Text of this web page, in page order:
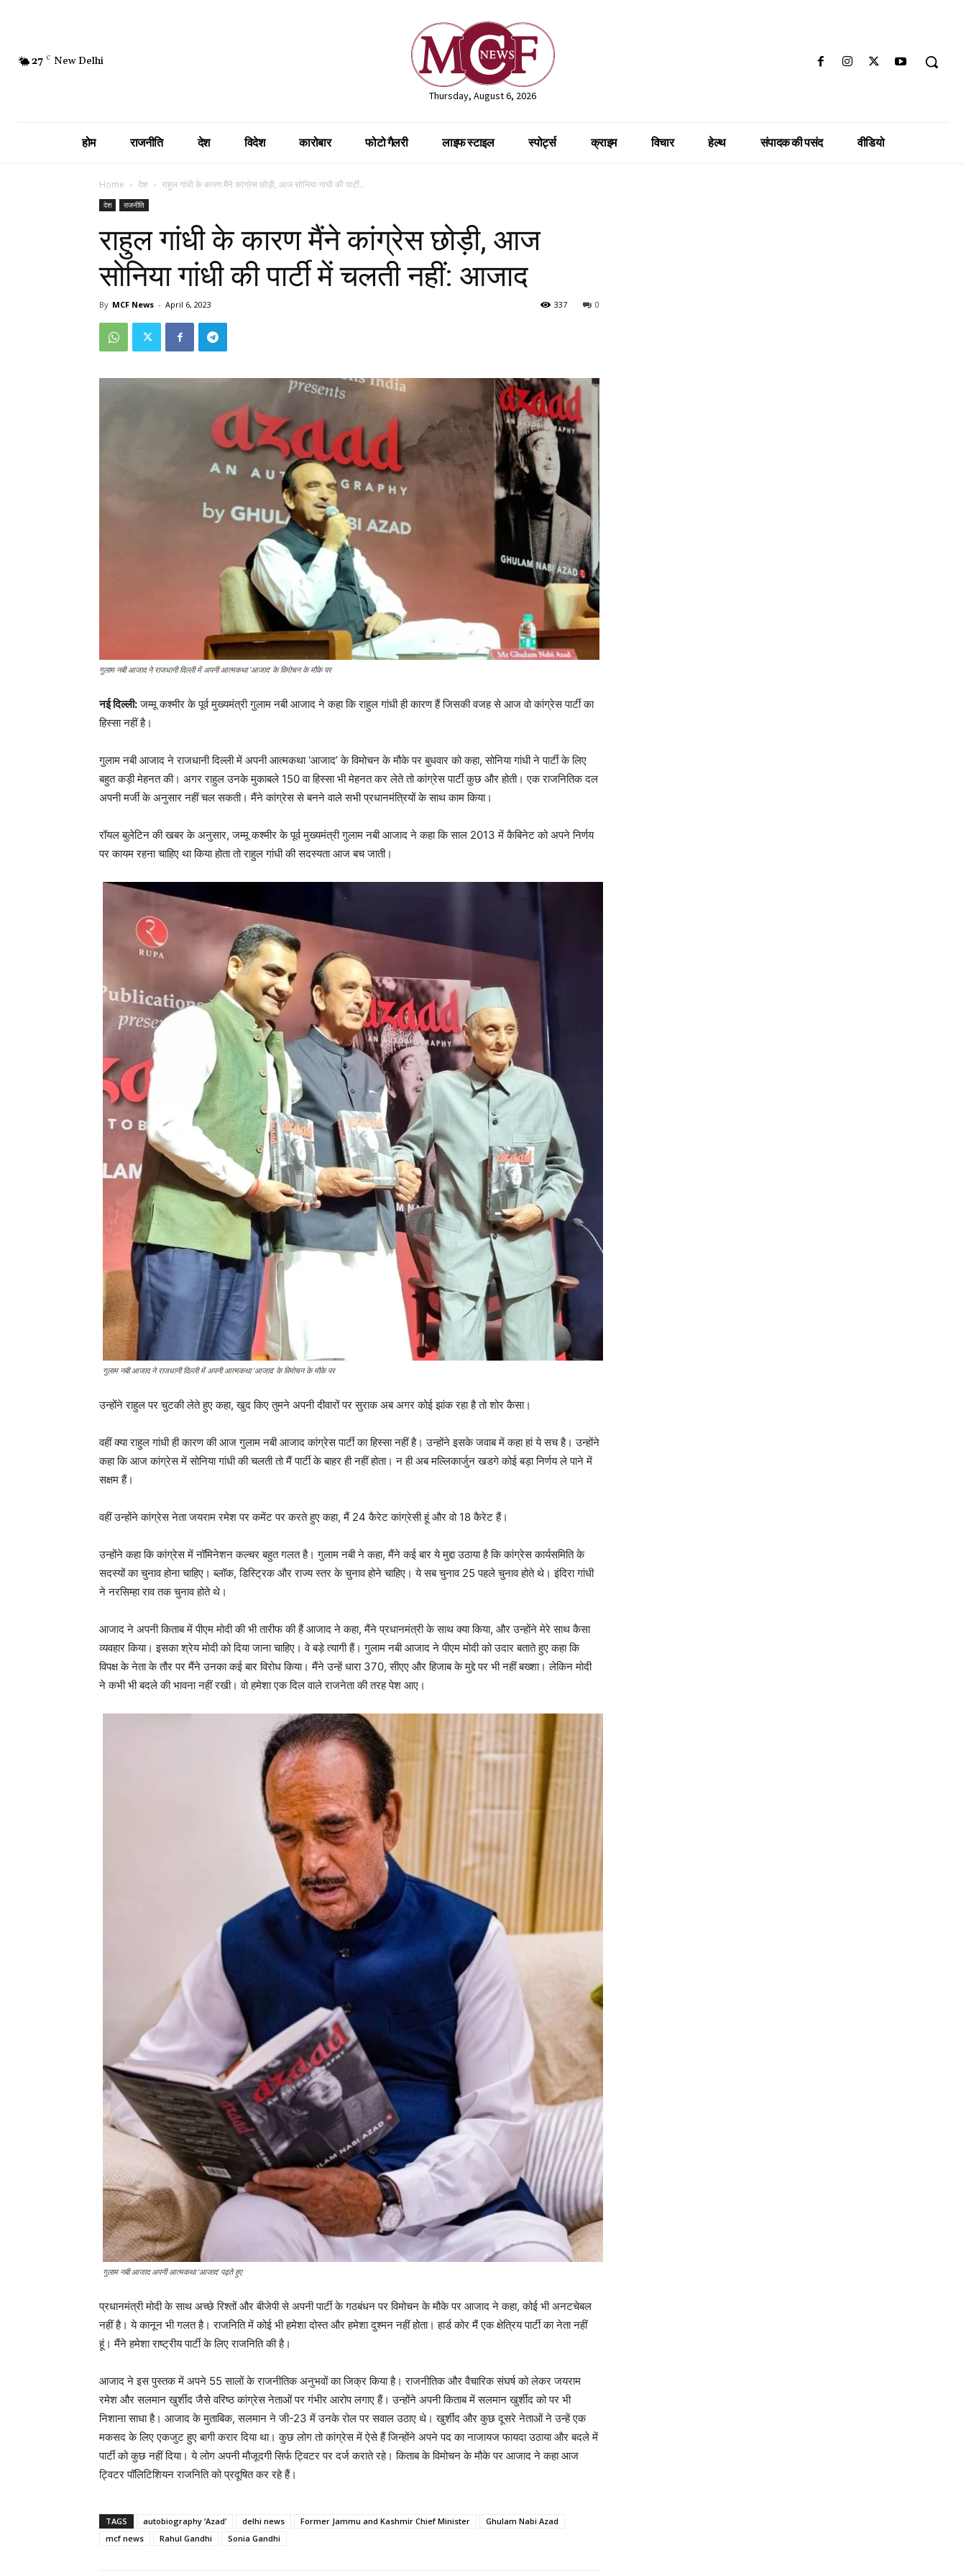
27 C New Delhi
Thursday, August 6, 2026
होम राजनीति देश विदेश कारोबार फोटो गैलरी लाइफ स्टाइल स्पोर्ट्स क्राइम विचार हेल्थ संपादक की पसंद वीडियो
Home देश राहुल गांधी के कारण मैंने कांग्रेस छोड़ी, आज सोनिया गांधी की पार्टी...
देश राजनीति
राहुल गांधी के कारण मैंने कांग्रेस छोड़ी, आज
सोनिया गांधी की पार्टी में चलती नहीं: आजाद
By MCF News - April 6, 2023 0
337
गुलाम नबी आजाद ने राजधानी दिल्ली में अपनी आत्मकथा ‘आजाद’ के विमोचन के मौके पर
नई दिल्ली:जम्मू कश्मीर के पूर्व मुख्यमंत्री गुलाम नबी आजाद ने कहा कि राहुल गांधी ही कारण हैं जिसकी वजह से आज वो कांग्रेस पार्टी का
हिस्सा नहीं है।
गुलाम नबी आजाद ने राजधानी दिल्ली में अपनी आत्मकथा ‘आजाद’ के विमोचन के मौके पर बुधवार को कहा, सोनिया गांधी ने पार्टी के लिए
बहुत कड़ी मेहनत की। अगर राहुल उनके मुकाबले 150 वा हिस्सा भी मेहनत कर लेते तो कांग्रेस पार्टी कुछ और होती। एक राजनितिक दल
अपनी मर्जी के अनुसार नहीं चल सकती। मैंने कांग्रेस से बनने वाले सभी प्रधानमंत्रियों के साथ काम किया।
रॉयल बुलेटिन की खबर के अनुसार, जम्मू कश्मीर के पूर्व मुख्यमंत्री गुलाम नबी आजाद ने कहा कि साल 2013 में कैबिनेट को अपने निर्णय
पर कायम रहना चाहिए था किया होता तो राहुल गांधी की सदस्यता आज बच जाती।
गुलाम नबी आजाद ने राजधानी दिल्ली में अपनी आत्मकथा ‘आजाद’ के विमोचन के मौके पर
उन्होंने राहुल पर चुटकी लेते हुए कहा, खुद किए तुमने अपनी दीवारों पर सुराक अब अगर कोई झांक रहा है तो शोर कैसा।
वहीं क्या राहुल गांधी ही कारण की आज गुलाम नबी आजाद कांग्रेस पार्टी का हिस्सा नहीं है। उन्होंने इसके जवाब में कहा हां ये सच है। उन्होंने
कहा कि आज कांग्रेस में सोनिया गांधी की चलती तो मैं पार्टी के बाहर ही नहीं होता। न ही अब मल्लिकार्जुन खडगे कोई बड़ा निर्णय ले पाने में
सक्षम हैं।
वहीं उन्होंने कांग्रेस नेता जयराम रमेश पर कमेंट पर करते हुए कहा, मैं 24 कैरेट कांग्रेसी हूं और वो 18 कैरेट हैं।
उन्होंने कहा कि कांग्रेस में नॉमिनेशन कल्चर बहुत गलत है। गुलाम नबी ने कहा, मैंने कई बार ये मुद्दा उठाया है कि कांग्रेस कार्यसमिति के
सदस्यों का चुनाव होना चाहिए। ब्लॉक, डिस्ट्रिक और राज्य स्तर के चुनाव होने चाहिए। ये सब चुनाव 25 पहले चुनाव होते थे। इंदिरा गांधी
ने नरसिम्हा राव तक चुनाव होते थे।
आजाद ने अपनी किताब में पीएम मोदी की भी तारीफ की हैं आजाद ने कहा, मैंने प्रधानमंत्री के साथ क्या किया, और उन्होंने मेरे साथ कैसा
व्यवहार किया। इसका श्रेय मोदी को दिया जाना चाहिए। वे बड़े त्यागी हैं। गुलाम नबी आजाद ने पीएम मोदी को उदार बताते हुए कहा कि
विपक्ष के नेता के तौर पर मैंने उनका कई बार विरोध किया। मैंने उन्हें धारा 370, सीएए और हिजाब के मुद्दे पर भी नहीं बख्शा। लेकिन मोदी
ने कभी भी बदले की भावना नहीं रखी। वो हमेशा एक दिल वाले राजनेता की तरह पेश आए।
गुलाम नबी आजाद अपनी आत्मकथा ‘आजाद’ पढ़ते हुए
प्रधानमंत्री मोदी के साथ अच्छे रिश्तों और बीजेपी से अपनी पार्टी के गठबंधन पर विमोचन के मौके पर आजाद ने कहा, कोई भी अनटचेबल
नहीं है। ये कानून भी गलत है। राजनिति में कोई भी हमेशा दोस्त और हमेशा दुश्मन नहीं होता। हार्ड कोर मैं एक क्षेत्रिय पार्टी का नेता नहीं
हूं। मैंने हमेशा राष्ट्रीय पार्टी के लिए राजनिति की है।
आजाद ने इस पुस्तक में अपने 55 सालों के राजनीतिक अनुभवों का जिक्र किया है। राजनीतिक और वैचारिक संघर्ष को लेकर जयराम
रमेश और सलमान खुर्शीद जैसे वरिष्ठ कांग्रेस नेताओं पर गंभीर आरोप लगाए हैं। उन्होंने अपनी किताब में सलमान खुर्शीद को पर भी
निशाना साधा है। आजाद के मुताबिक, सलमान ने जी-23 में उनके रोल पर सवाल उठाए थे। खुर्शीद और कुछ दूसरे नेताओं ने उन्हें एक
मकसद के लिए एकजुट हुए बागी करार दिया था। कुछ लोग तो कांग्रेस में ऐसे हैं जिन्होंने अपने पद का नाजायज फायदा उठाया और बदले में
पार्टी को कुछ नहीं दिया। ये लोग अपनी मौजूदगी सिर्फ ट्विटर पर दर्ज कराते रहे। किताब के विमोचन के मौके पर आजाद ने कहा आज
ट्विटर पॉलिटिशियन राजनिति को प्रदूषित कर रहे हैं।
TAGS autobiography ‘Azad’ delhi news Former Jammu and Kashmir Chief Minister
Ghulam Nabi Azad
mcf news
Rahul Gandhi Sonia Gandhi